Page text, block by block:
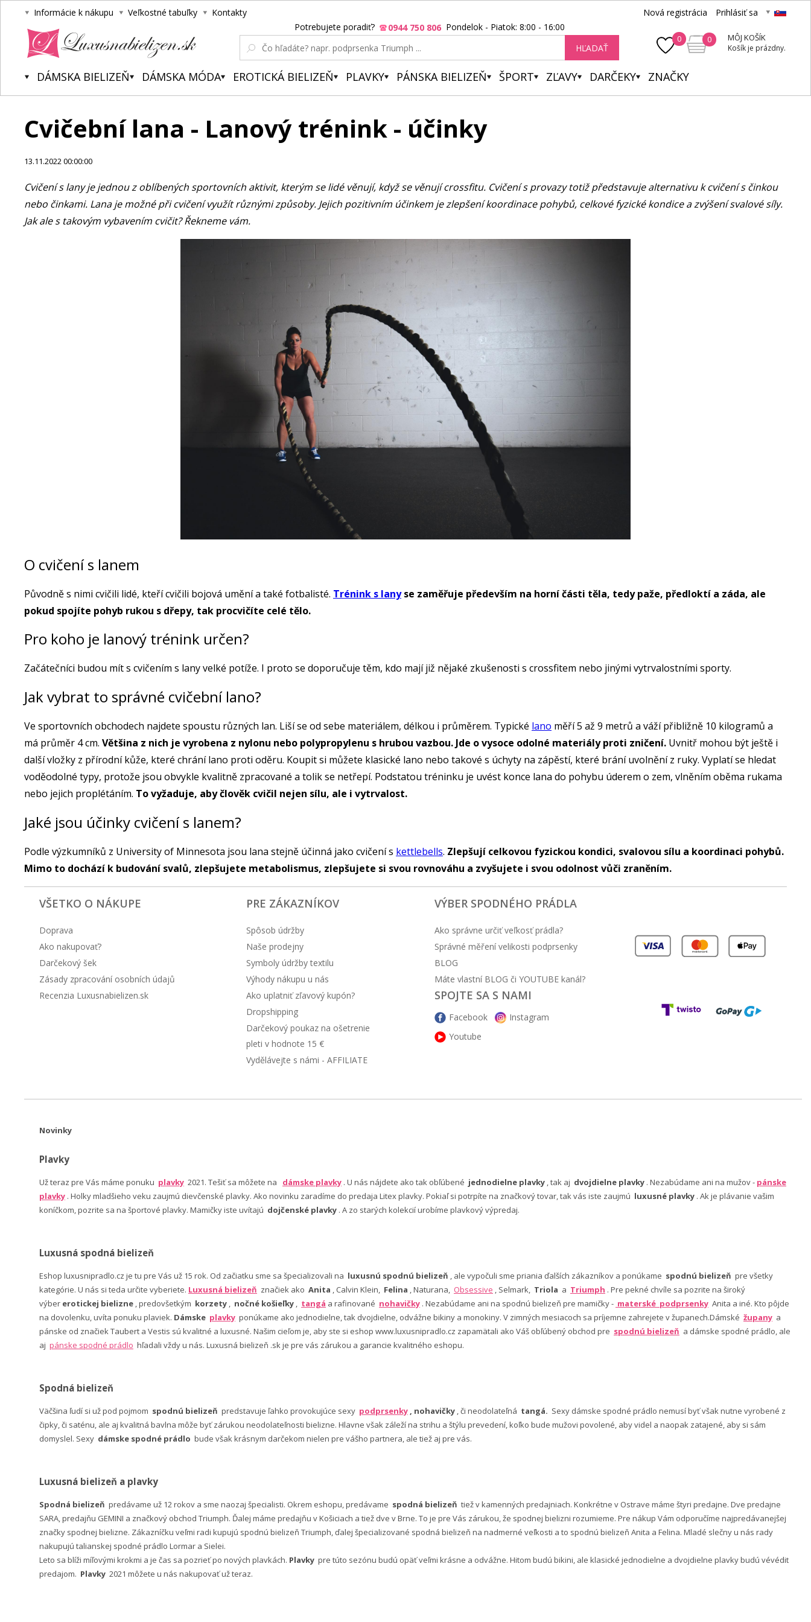
Informácie k nákupu Veľkostné tabuľky Kontakty Nová registrácia Prihlásiť sa
0 0 MÔJ KOŠÍK
Košík je prázdny.
Potrebujete poradiť? 0944 750 806 Pondelok - Piatok: 8:00 - 16:00
HĽADAŤ
DÁMSKA BIELIZEŇ DÁMSKA MÓDA EROTICKÁ BIELIZEŇ PLAVKY PÁNSKA BIELIZEŇ ŠPORT ZĽAVY DARČEKY ZNAČKY
Cvičební lana - Lanový trénink - účinky
13.11.2022 00:00:00
Cvičení s lany je jednou z oblíbených sportovních aktivit, kterým se lidé věnují, když se věnují crossfitu. Cvičení s provazy totiž představuje alternativu k cvičení s činkou
nebo činkami. Lana je možné při cvičení využít různými způsoby. Jejich pozitivním účinkem je zlepšení koordinace pohybů, celkové fyzické kondice a zvýšení svalové síly.
Jak ale s takovým vybavením cvičit? Řekneme vám.
O cvičení s lanem
Původně s nimi cvičili lidé, kteří cvičili bojová umění a také fotbalisté. Trénink s lanyse zaměřuje především na horní části těla, tedy paže, předloktí a záda, ale
pokud spojíte pohyb rukou s dřepy, tak procvičíte celé tělo.
Pro koho je lanový trénink určen?
Začátečníci budou mít s cvičením s lany velké potíže. I proto se doporučuje těm, kdo mají již nějaké zkušenosti s crossfitem nebo jinými vytrvalostními sporty.
Jak vybrat to správné cvičební lano?
Ve sportovních obchodech najdete spoustu různých lan. Liší se od sebe materiálem, délkou i průměrem. Typické lano měří 5 až 9 metrů a váží přibližně 10 kilogramů a
má průměr 4 cm. Většina z nich je vyrobena z nylonu nebo polypropylenu s hrubou vazbou. Jde o vysoce odolné materiály proti zničení. Uvnitř mohou být ještě i
další vložky z přírodní kůže, které chrání lano proti oděru. Koupit si můžete klasické lano nebo takové s úchyty na zápěstí, které brání uvolnění z ruky. Vyplatí se hledat
voděodolné typy, protože jsou obvykle kvalitně zpracované a tolik se netřepí. Podstatou tréninku je uvést konce lana do pohybu úderem o zem, vlněním oběma rukama
nebo jejich proplétáním. To vyžaduje, aby člověk cvičil nejen sílu, ale i vytrvalost.
Jaké jsou účinky cvičení s lanem?
Podle výzkumníků z University of Minnesota jsou lana stejně účinná jako cvičení s kettlebells. Zlepšují celkovou fyzickou kondici, svalovou sílu a koordinaci pohybů.
Mimo to dochází k budování svalů, zlepšujete metabolismus, zlepšujete si svou rovnováhu a zvyšujete i svou odolnost vůči zraněním.
VŠETKO O NÁKUPE
Doprava
Ako nakupovať?
Darčekový šek
Zásady zpracování osobních údajů
Recenzia Luxusnabielizen.sk
PRE ZÁKAZNÍKOV
Spôsob údržby
Naše prodejny
Symboly údržby textilu
Výhody nákupu u nás
Ako uplatniť zľavový kupón?
Dropshipping
Darčekový poukaz na ošetrenie
pleti v hodnote 15 €
Vydělávejte s námi - AFFILIATE
VÝBER SPODNÉHO PRÁDLA
Ako správne určiť veľkosť prádla?
Správné měření velikosti podprsenky
BLOG
Máte vlastní BLOG či YOUTUBE kanál?
SPOJTE SA S NAMI
Facebook
Instagram
Youtube
Novinky
Plavky
Už teraz pre Vás máme ponuku plavky 2021. Tešiť sa môžete na dámske plavky . U nás nájdete ako tak obľúbené jednodielne plavky , tak aj dvojdielne plavky . Nezabúdame ani na mužov - pánske
plavky . Holky mladšieho veku zaujmú dievčenské plavky. Ako novinku zaradíme do predaja Litex plavky. Pokiaľ si potrpíte na značkový tovar, tak vás iste zaujmú luxusné plavky . Ak je plávanie vašim
koníčkom, pozrite sa na športové plavky. Mamičky iste uvítajú dojčenské plavky . A zo starých kolekcií urobíme plavkový výpredaj.
Luxusná spodná bielizeň
Eshop luxusnipradlo.cz je tu pre Vás už 15 rok. Od začiatku sme sa špecializovali na luxusnú spodnú bielizeň , ale vypočuli sme priania ďalších zákazníkov a ponúkame spodnú bielizeň pre všetky
kategórie. U nás si teda určite vyberiete. Luxusná bielizeň značiek ako Anita , Calvin Klein, Felina , Naturana, Obsessive , Selmark, Triola a Triumph . Pre pekné chvíle sa pozrite na široký
výber erotickej bielizne , predovšetkým korzety , nočné košieľky , tangá a rafinované nohavičky . Nezabúdame ani na spodnú bielizeň pre mamičky - materské podprsenky Anita a iné. Kto pôjde
na dovolenku, uvíta ponuku plaviek. Dámske plavky ponúkame ako jednodielne, tak dvojdielne, odvážne bikiny a monokiny. V zimných mesiacoch sa príjemne zahrejete v županech.Dámské župany a
pánske od značiek Taubert a Vestis sú kvalitné a luxusné. Našim cieľom je, aby ste si eshop www.luxusnipradlo.cz zapamätali ako Váš obľúbený obchod pre spodnú bielizeň a dámske spodné prádlo, ale
aj pánske spodné prádlo hľadali vždy u nás. Luxusná bielizeň .sk je pre vás zárukou a garancie kvalitného eshopu.
Spodná bielizeň
Väčšina ľudí si už pod pojmom spodnú bielizeň predstavuje ľahko provokujúce sexy podprsenky , nohavičky , či neodolateľná tangá. Sexy dámske spodné prádlo nemusí byť však nutne vyrobené z
čipky, či saténu, ale aj kvalitná bavlna môže byť zárukou neodolateľnosti bielizne. Hlavne však záleží na strihu a štýlu prevedení, koľko bude mužovi povolené, aby videl a naopak zatajené, aby si sám
domyslel. Sexy dámske spodné prádlo bude však krásnym darčekom nielen pre vášho partnera, ale tiež aj pre vás.
Luxusná bielizeň a plavky
Spodná bielizeň predávame už 12 rokov a sme naozaj špecialisti. Okrem eshopu, predávame spodná bielizeň tiež v kamenných predajniach. Konkrétne v Ostrave máme štyri predajne. Dve predajne
SARA, predajňu GEMINI a značkový obchod Triumph. Ďalej máme predajňu v Košiciach a tiež dve v Brne. To je pre Vás zárukou, že spodnej bielizni rozumieme. Pre nákup Vám odporučíme najpredávanejšej
značky spodnej bielizne. Zákazníčku veľmi radi kupujú spodnú bielizeň Triumph, ďalej špecializované spodná bielizeň na nadmerné veľkosti a to spodnú bielizeň Anita a Felina. Mladé slečny u nás rady
nakupujú talianskej spodné prádlo Lormar a Sielei.
Leto sa blíži míľovými krokmi a je čas sa pozrieť po nových plavkách. Plavky pre túto sezónu budú opäť veľmi krásne a odvážne. Hitom budú bikini, ale klasické jednodielne a dvojdielne plavky budú vévédit
predajom. Plavky 2021 môžete u nás nakupovať už teraz.